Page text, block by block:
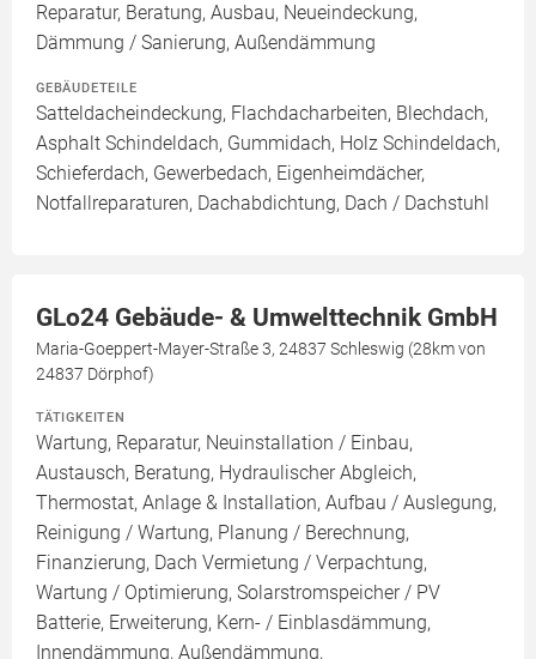
Reparatur, Beratung, Ausbau, Neueindeckung,
Dämmung / Sanierung, Außendämmung
GEBÄUDETEILE
Satteldacheindeckung, Flachdacharbeiten, Blechdach,
Asphalt Schindeldach, Gummidach, Holz Schindeldach,
Schieferdach, Gewerbedach, Eigenheimdächer,
Notfallreparaturen, Dachabdichtung, Dach / Dachstuhl
GLo24 Gebäude- & Umwelttechnik GmbH
Maria-Goeppert-Mayer-Straße 3, 24837 Schleswig (28km von
24837 Dörphof)
TÄTIGKEITEN
Wartung, Reparatur, Neuinstallation / Einbau,
Austausch, Beratung, Hydraulischer Abgleich,
Thermostat, Anlage & Installation, Aufbau / Auslegung,
Reinigung / Wartung, Planung / Berechnung,
Finanzierung, Dach Vermietung / Verpachtung,
Wartung / Optimierung, Solarstromspeicher / PV
Batterie, Erweiterung, Kern- / Einblasdämmung,
Innendämmung, Außendämmung,